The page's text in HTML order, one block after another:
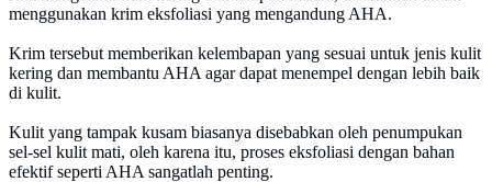
menggunakan krim eksfoliasi yang mengandung AHA.
Krim tersebut memberikan kelembapan yang sesuai untuk jenis kulit
kering dan membantu AHA agar dapat menempel dengan lebih baik
di kulit.
Kulit yang tampak kusam biasanya disebabkan oleh penumpukan
sel-sel kulit mati, oleh karena itu, proses eksfoliasi dengan bahan
efektif seperti AHA sangatlah penting.